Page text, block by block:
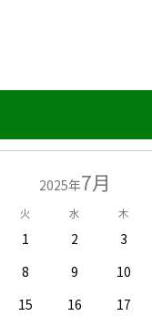
2025年7月
火 水 木
1 2 3
8 9 10
15 16 17